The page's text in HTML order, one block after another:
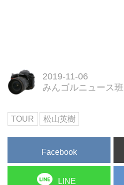
2019-11-06
みんゴルニュース班
TOUR 松山英樹
Facebook
LINE